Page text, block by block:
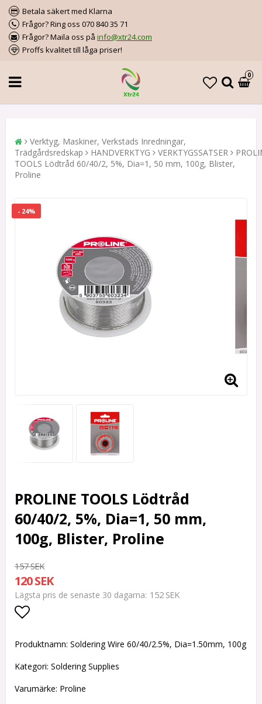
Betala säkert med Klarna
Frågor? Ring oss 070 840 35 71
Frågor? Maila oss på info@xtr24.com
Proffs kvalitet till låga priser!
0
Verktyg, Maskiner, Verkstads Inredningar,
Trädgårdsredskap
HANDVERKTYG VERKTYGSSATSER
TOOLS Lödtråd 60/40/2, 5%, Dia=1, 50 mm, 100g, Blister,
Proline
- 24%
PROLINE TOOLS Lödtråd
60/40/2, 5%, Dia=1, 50 mm,
100g, Blister, Proline
157 SEK
120 SEK
Lägsta pris de senaste 30 dagarna 152 SEK
Produktnamn: Soldering Wire 60/40/2.5%, Dia=1.50mm, 100g
Kategori: Soldering Supplies
Varumärke: Proline